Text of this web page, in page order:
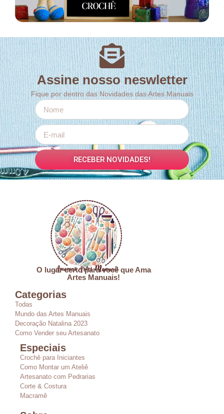
Assine nosso neswletter
Fique por dentro das Novidades das Artes Manuais
RECEBER NOVIDADES!
O lugar certo para você que Ama
Artes Manuais!
Categorias
Todas
Mundo das Artes Manuais
Decoração Natalina 2023
Como Vender seu Artesanato
Especiais
Crochê para Iniciantes
Como Montar um Ateliê
Artesanato com Pedrarias
Corte & Costura
Macramê